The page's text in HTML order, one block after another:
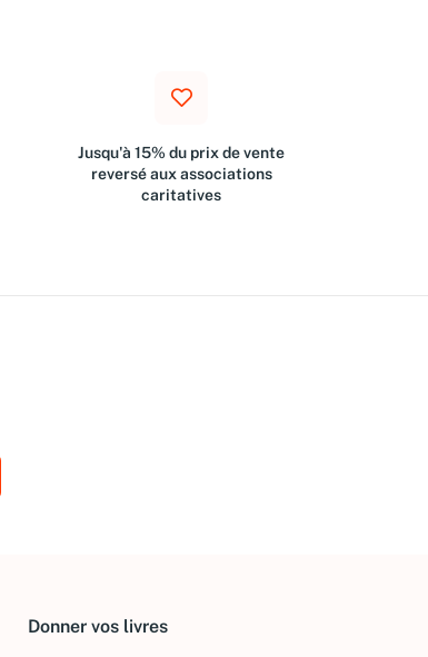
Jusqu'à 15% du prix de vente
reversé aux associations
caritatives
Donner vos livres